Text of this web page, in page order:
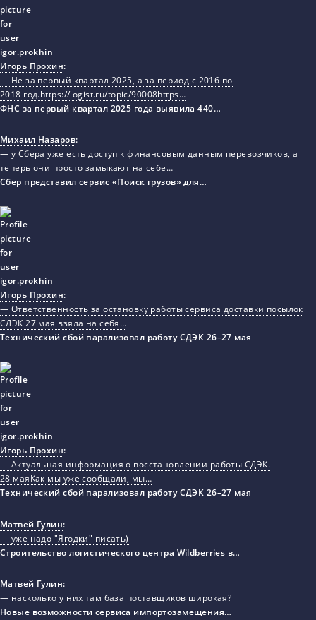
Игорь Прохин:
— Не за первый квартал 2025, а за период с 2016 по
2018 год.https://logist.ru/topic/90008https…
ФНС за первый квартал 2025 года выявила 440…
Михаил Назаров:
— у Сбера уже есть доступ к финансовым данным перевозчиков, а
теперь они просто замыкают на себе…
Сбер представил сервис «Поиск грузов» для…
Игорь Прохин:
— Ответственность за остановку работы сервиса доставки посылок
СДЭК 27 мая взяла на себя…
Технический сбой парализовал работу СДЭК 26–27 мая
Игорь Прохин:
— Актуальная информация о восстановлении работы СДЭК.
28 маяКак мы уже сообщали, мы…
Технический сбой парализовал работу СДЭК 26–27 мая
Матвей Гулин:
— уже надо "Ягодки" писать)
Строительство логистического центра Wildberries в…
Матвей Гулин:
— насколько у них там база поставщиков широкая?
Новые возможности сервиса импортозамещения…